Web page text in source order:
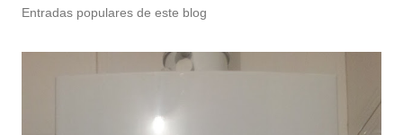
b
i
Entradas populares de este blog